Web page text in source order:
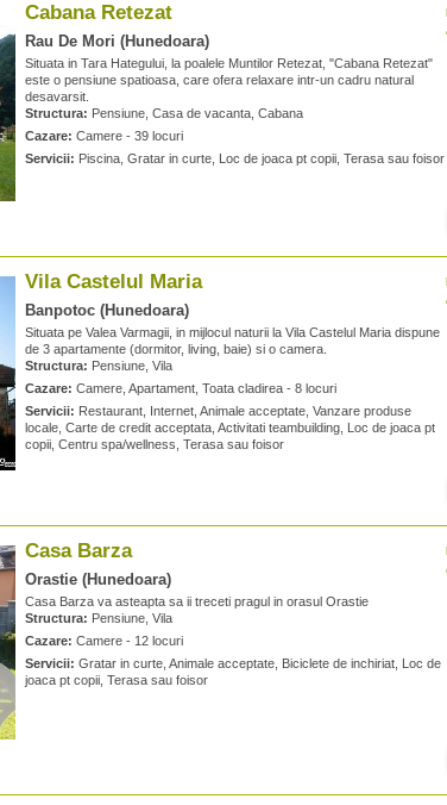
Cabana Retezat
Rau De Mori (Hunedoara)
Situata in Tara Hategului, la poalele Muntilor Retezat, "Cabana Retezat"
este o pensiune spatioasa, care ofera relaxare intr-un cadru natural
desavarsit.
Structura: Pensiune, Casa de vacanta, Cabana
Cazare: Camere - 39 locuri
Servicii: Piscina, Gratar in curte, Loc de joaca pt copii, Terasa sau foisor
Vila Castelul Maria
Banpotoc (Hunedoara)
Situata pe Valea Varmagii, in mijlocul naturii la Vila Castelul Maria dispune
de 3 apartamente (dormitor, living, baie) si o camera.
Structura: Pensiune, Vila
Cazare: Camere, Apartament, Toata cladirea - 8 locuri
Servicii: Restaurant, Internet, Animale acceptate, Vanzare produse
locale, Carte de credit acceptata, Activitati teambuilding, Loc de joaca pt
copii, Centru spa/wellness, Terasa sau foisor
Casa Barza
Orastie (Hunedoara)
Casa Barza va asteapta sa ii treceti pragul in orasul Orastie
Structura: Pensiune, Vila
Cazare: Camere - 12 locuri
Servicii: Gratar in curte, Animale acceptate, Biciclete de inchiriat, Loc de
joaca pt copii, Terasa sau foisor